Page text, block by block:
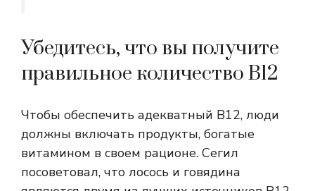
Убедитесь, что вы получите
правильное количество B12
Чтобы обеспечить адекватный B12, люди
должны включать продукты, богатые
витамином в своем рационе. Сегил
посоветовал, что лосось и говядина